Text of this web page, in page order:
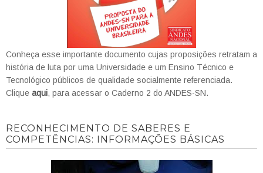
Conheça esse importante documento cujas proposições retratam a
história de luta por uma Universidade e um Ensino Técnico e
Tecnológico públicos de qualidade socialmente referenciada.
Clique aqui, para acessar o Caderno 2 do ANDES-SN.
RECONHECIMENTO DE SABERES E
COMPETÊNCIAS: INFORMAÇÕES BÁSICAS